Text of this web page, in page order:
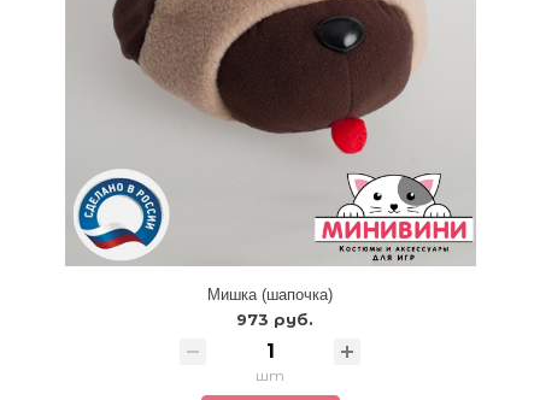
Мишка (шапочка)
973 руб.
шт